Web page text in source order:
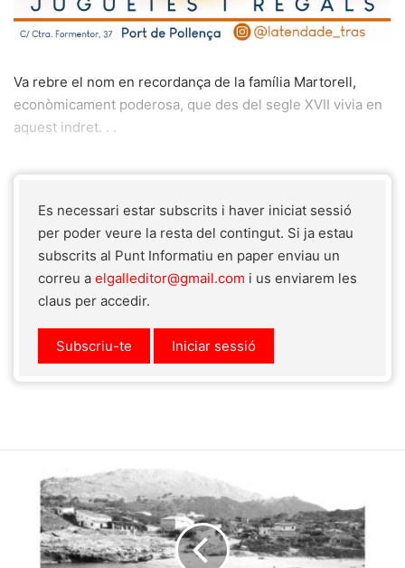
Va rebre el nom en recordança de la família Martorell,
econòmicament poderosa, que des del segle XVII vivia en
aquest indret. . .
Es necessari estar subscrits i haver iniciat sessió
per poder veure la resta del contingut. Si ja estau
subscrits al Punt Informatiu en paper enviau un
correu a elgalleditor@gmail.com i us enviarem les
claus per accedir.
Subscriu-te Iniciar sessió
Nadal,
pregoner